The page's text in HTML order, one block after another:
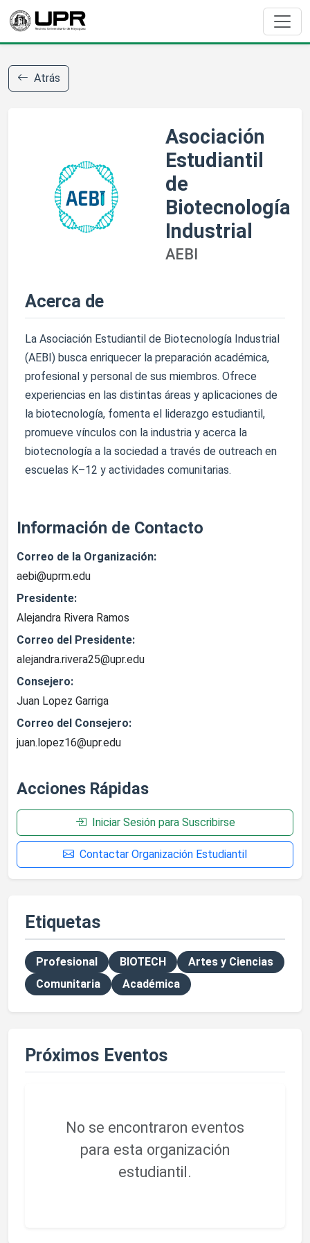
Atrás
Asociación
Estudiantil
de
Biotecnología
Industrial
AEBI
Acerca de
La Asociación Estudiantil de Biotecnología Industrial
(AEBI) busca enriquecer la preparación académica,
profesional y personal de sus miembros. Ofrece
experiencias en las distintas áreas y aplicaciones de
la biotecnología, fomenta el liderazgo estudiantil,
promueve vínculos con la industria y acerca la
biotecnología a la sociedad a través de outreach en
escuelas K–12 y actividades comunitarias.
Información de Contacto
Correo de la Organización:
aebi@uprm.edu
Presidente:
Alejandra Rivera Ramos
Correo del Presidente:
alejandra.rivera25@upr.edu
Consejero:
Juan Lopez Garriga
Correo del Consejero:
juan.lopez16@upr.edu
Acciones Rápidas
Iniciar Sesión para Suscribirse
Contactar Organización Estudiantil
Etiquetas
Profesional BIOTECH
Artes y Ciencias
Comunitaria
Académica
Próximos Eventos
No se encontraron eventos
para esta organización
estudiantil.